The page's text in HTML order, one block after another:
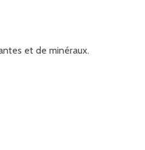
et de minéraux.